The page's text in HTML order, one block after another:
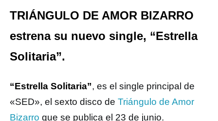
TRIÁNGULO DE AMOR BIZARRO
estrena su nuevo single, “Estrella
Solitaria”.
“Estrella Solitaria”, es el single principal de
«SED», el sexto disco de Triángulo de Amor
Bizarro que se publica el 23 de junio.